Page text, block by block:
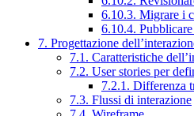
6.10.3. Migrare i
6.10.4.
7. Progettazione
7.1. Caratteristiche
7.2. User stories per
7.2.1. Differenza
7.3. Flussi di interazione